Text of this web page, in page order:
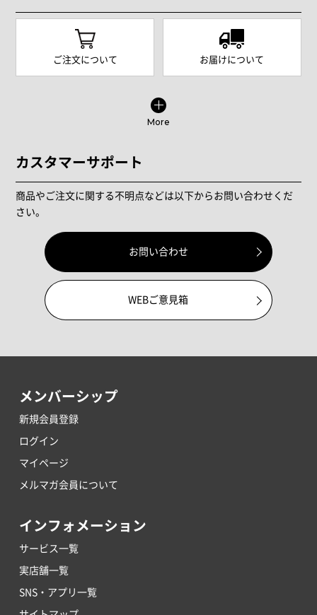
ご注文について お届けについて
More
カスタマーサポート
商品やご注文に関する不明点などは以下からお問い合わせくだ
さい。
お問い合わせ
WEBご意見箱
メンバーシップ
新規会員登録
ログイン
マイページ
メルマガ会員について
インフォメーション
サービス一覧
実店舗一覧
SNS・アプリ一覧